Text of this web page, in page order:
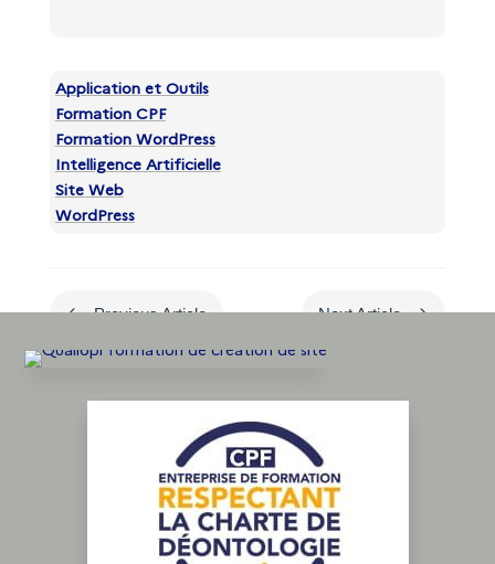
Application et Outils
Formation CPF
Formation WordPress
Intelligence Artificielle
Site Web
WordPress
# Previous Article Next Article $